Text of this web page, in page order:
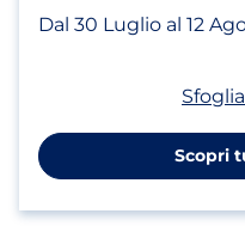
Dal 30 Luglio al 12
Scopri